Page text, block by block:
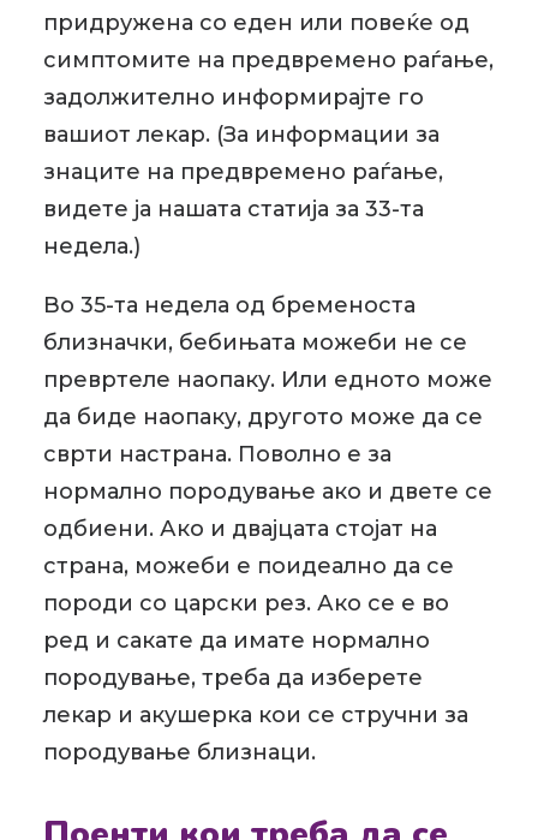
придружена со еден или повеќе од
симптомите на предвремено раѓање,
задолжително информирајте го
вашиот лекар. (За информации за
знаците на предвремено раѓање,
видете ја нашата статија за 33-та
недела.)
Во 35-та недела од бременоста
близначки, бебињата можеби не се
превртеле наопаку. Или едното може
да биде наопаку, другото може да се
сврти настрана. Поволно е за
нормално породување ако и двете се
одбиени. Ако и двајцата стојат на
страна, можеби е поидеално да се
породи со царски рез. Ако се е во
ред и сакате да имате нормално
породување, треба да изберете
лекар и акушерка кои се стручни за
породување близнаци.